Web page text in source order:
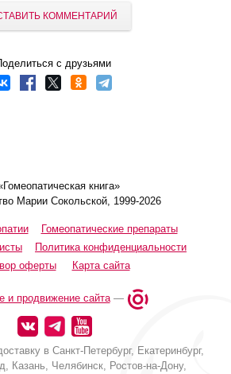
КОММЕНТАРИЙ
с друзьями
книга»
Марии Сокольской, 1999-2026
Гомеопатические препараты
Политика конфиденциальности
оферты
Карта сайта
и продвижение сайта—
в Санкт-Петербург, Екатеринбург,
Казань, Челябинск, Ростов-на-Дону,